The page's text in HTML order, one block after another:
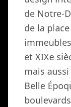
de Notre-
de la
et XIXe
mais
Belle